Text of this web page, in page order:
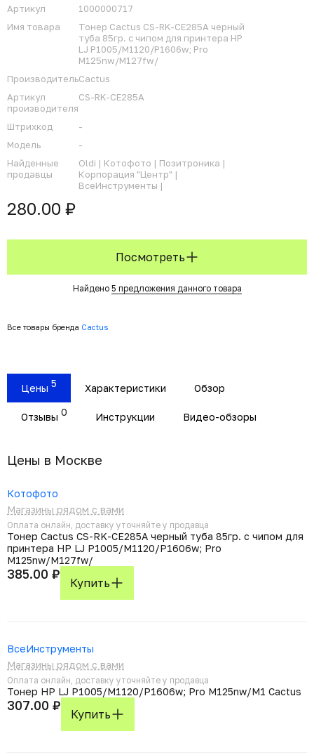
Артикул
1000000717
Имя товара
Тонер Cactus CS-RK-CE285A черный
туба 85гр. с чипом для принтера HP
LJ P1005/M1120/P1606w; Pro
M125nw/M127fw/
ПроизводительCactus
Артикул
производителя
CS-RK-CE285A
Штрихкод
-
Модель
-
Найденные
продавцы
Oldi | Котофото | Позитроника |
Корпорация "Центр" |
ВсеИнструменты |
280.00 ₽
Посмотреть
Найдено 5 предложения данного товара
Все товары бренда Cactus
Цены 5 Характеристики Обзор
Отзывы 0 Инструкции Видео-обзоры
Цены в Москвe
Котофото
Магазины рядом с вами
Оплата онлайн, доставку уточняйте у продавца
Тонер Cactus CS-RK-CE285A черный туба 85гр. с чипом для
принтера HP LJ P1005/M1120/P1606w; Pro
M125nw/M127fw/
385.00 ₽
Купить
ВсеИнструменты
Магазины рядом с вами
Оплата онлайн, доставку уточняйте у продавца
Тонер HP LJ P1005/M1120/P1606w; Pro M125nw/M1 Cactus
307.00 ₽
Купить